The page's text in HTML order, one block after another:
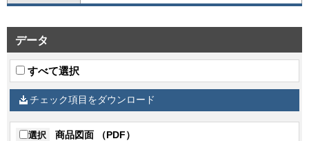
データ
すべて選択
チェック項目をダウンロード
選択 商品図面 （PDF）